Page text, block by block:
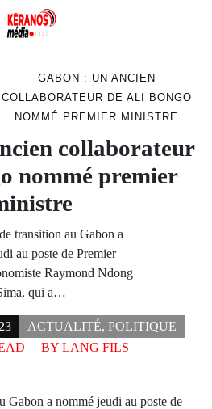
GABON : UN ANCIEN
COLLABORATEUR DE ALI BONGO
NOMMÉ PREMIER MINISTRE
collaborateur
nommé premier
transition au Gabon a
au poste de Premier
Raymond Ndong
qui a…
ACTUALITÉ, POLITIQUE
BY LANG FILS
Gabon a nommé jeudi au poste de